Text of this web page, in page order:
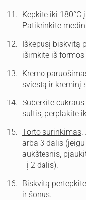
Kepkite iki
Patikrinkite
Iškepusį biskvitą
išimkite iš
Kremo
sviestą ir kreminį
Suberkite
sultis, perplakite
Torto surinkimas.
arba 3 dalis
aukštesnis,
- į 2 dalis).
Biskvitą
ir šonus.